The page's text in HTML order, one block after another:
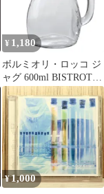
即日発送】
¥ 1,180
ボルミオリ・ロッコ ジ
ャグ 600ml BISTROT
JUG ビストロジャグ ガ
ラス （ ピッチャー 水
差し 水さし サーバー
カラフェ ガラス製 目盛
り付き 取っ手付き ハー
ブウォーター 水 ジュー
ス シンプル アイスティ
ー おしゃれ ）)
¥1,000